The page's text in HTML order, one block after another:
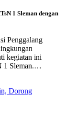
1 Sleman dengan
Penggalang
kegiatan ini
1 Sleman.…